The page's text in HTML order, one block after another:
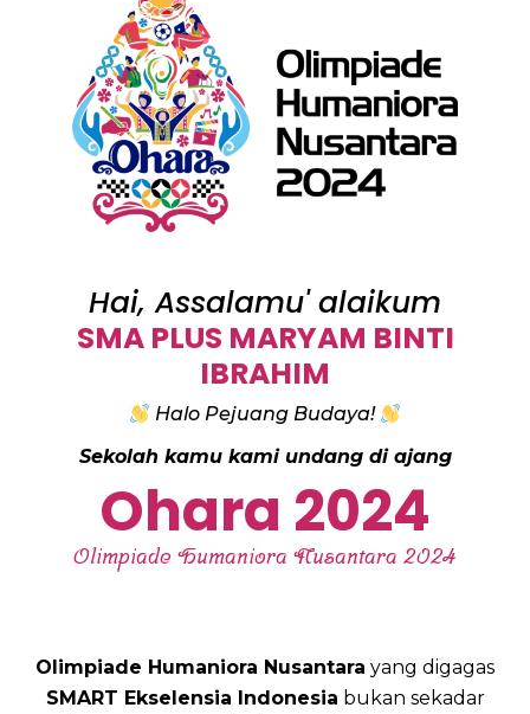
Hai, Assalamu' alaikum
SMA PLUS MARYAM BINTI
IBRAHIM
Halo Pejuang Budaya!
Sekolah kamu kami undang di ajang
Ohara 2024
Olimpiade Humaniora Nusantara 2024
Olimpiade Humaniora Nusantara yang digagas
SMART Ekselensia Indonesia bukan sekadar